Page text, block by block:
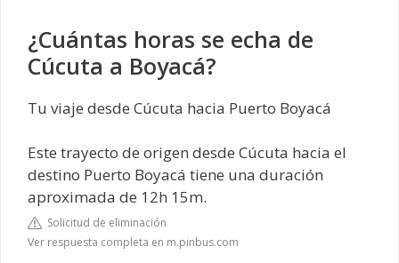
¿Cuántas horas se echa de
Cúcuta a Boyacá?
Tu viaje desde Cúcuta hacia Puerto Boyacá
Este trayecto de origen desde Cúcuta hacia el
destino Puerto Boyacá tiene una duración
aproximada de 12h 15m.
Solicitud de eliminación
Ver respuesta completa en m.pinbus.com